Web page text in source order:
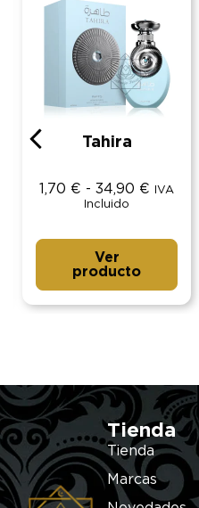
Tahira
1,70 € - 34,90 €
IVA
Incluido
Ver
producto
Tienda
Tienda
Marcas